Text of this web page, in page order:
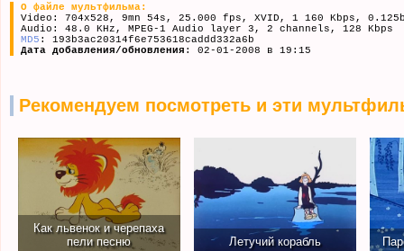
О файле мультфильма:
Video: 704x528, 9mn 54s, 25.000 fps, XVID, 1 160 Kbps,
Audio: 48.0 KHz, MPEG-1 Audio layer 3, 2 channels, 128 Kbps
MD5 : 193b3ac20314f6e753618caddd332a6b
Дата добавления/обновления : 02-01-2008 в 19:15
Рекомендуем посмотреть и эти
Как львенок и черепаха
пели песню
Летучий корабль